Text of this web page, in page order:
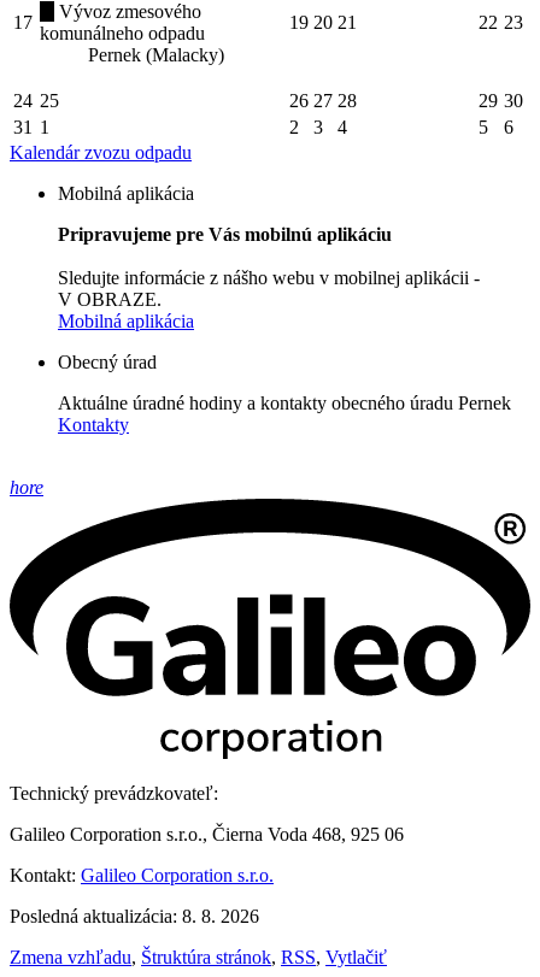
17
Vývoz zmesového
komunálneho odpadu
Pernek (Malacky)
19 20 21 22 23
24 25 26 27 28 29 30
31 1 2 3 4 5
6
Kalendár zvozu odpadu
Mobilná aplikácia
Pripravujeme pre Vás mobilnú aplikáciu
Sledujte informácie z nášho webu v mobilnej aplikácii -
V OBRAZE.
Mobilná aplikácia
Obecný úrad
Aktuálne úradné hodiny a kontakty obecného úradu Pernek
Kontakty
hore
Technický prevádzkovateľ:
Galileo Corporation s.r.o., Čierna Voda 468, 925 06
Kontakt: Galileo Corporation s.r.o.
Posledná aktualizácia: 8. 8. 2026
Zmena vzhľadu, Štruktúra stránok, RSS, Vytlačiť